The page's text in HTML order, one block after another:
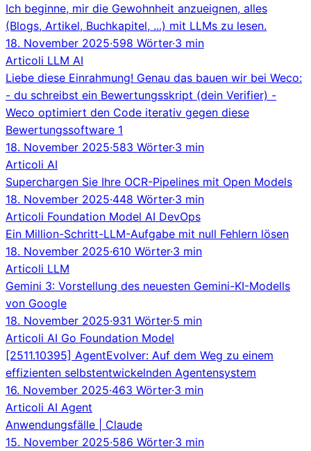
Ich beginne, mir die Gewohnheit anzueignen, alles
(Blogs, Artikel, Buchkapitel, ...) mit LLMs zu lesen.
18. November 2025·598 Wörter·3 min
Articoli LLM AI
Liebe diese Einrahmung! Genau das bauen wir bei Weco:
- du schreibst ein Bewertungsskript (dein Verifier) -
Weco optimiert den Code iterativ gegen diese
Bewertungssoftware 1
18. November 2025·583 Wörter·3 min
Articoli AI
Superchargen Sie Ihre OCR-Pipelines mit Open Models
18. November 2025·448 Wörter·3 min
Articoli Foundation Model AI DevOps
Ein Million-Schritt-LLM-Aufgabe mit null Fehlern lösen
18. November 2025·610 Wörter·3 min
Articoli LLM
Gemini 3: Vorstellung des neuesten Gemini-KI-Modells
von Google
18. November 2025·931 Wörter·5 min
Articoli AI Go Foundation Model
[2511.10395] AgentEvolver: Auf dem Weg zu einem
effizienten selbstentwickelnden Agentensystem
16. November 2025·463 Wörter·3 min
Articoli AI Agent
Anwendungsfälle | Claude
15. November 2025·586 Wörter·3 min